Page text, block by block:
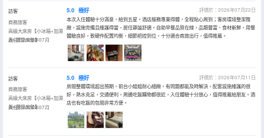
訪客
商務旅客
高級大床房【小冰箱+加濕
器+慕思床墊】
入住於2026年07月
5.0 極好
評價於：2026年07月22日
本次入住體驗十分滿意，給到五星。酒店服務專業得體，全程貼心周到；客房環境整潔雅
緻，設施完備且維護得當，居住靜謐舒適。自助早餐品質在線，品類豐富、食材新鮮，用餐
體驗良好，軟硬件配置均衡，細節把控到位，十分適合商旅出行，值得推薦。
訪客
商務旅客
高級大床房【小冰箱+加濕
器+慕思床墊】
入住於2026年07月
5.0 極好
評價於：2026年07月11日
房間整體環境超出預期，前台小姐姐耐心細緻，有問題都能及時解決，配套設施維護的很
好，熱水充足，交通便利，周邊吃飯購物都很近，入住體驗十分放心，值得推薦給朋友。酒
店也有吃飯的包間非常方便。